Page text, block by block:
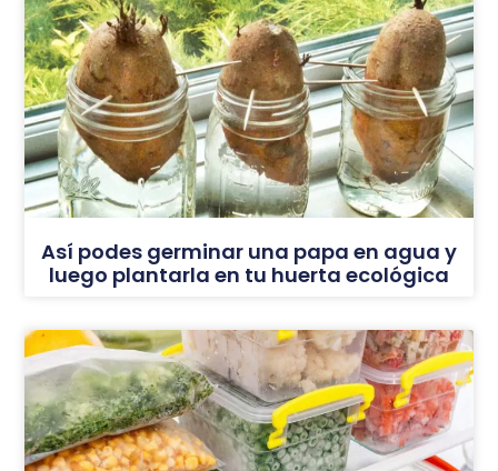
Así podes germinar una papa en agua y
luego plantarla en tu huerta ecológica